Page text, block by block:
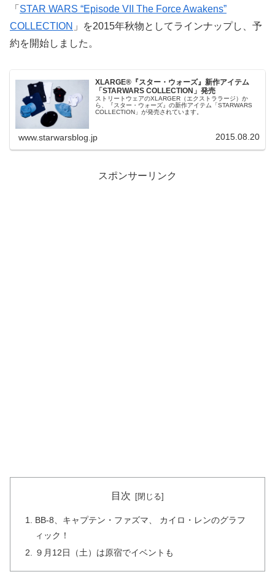
「 STAR WARS “Episode VII The Force Awakens”
COLLECTION 」を2015年秋物としてラインナップし、予
約を開始しました。
XLARGE®『スター・ウォーズ』新作アイテム
「STARWARS COLLECTION」発売
ストリートウェアのXLARGER（エクストララージ）か
ら、『スター・ウォーズ』の新作アイテム「STARWARS
COLLECTION」が発売されています。
www.starwarsblog.jp 2015.08.20
スポンサーリンク
目次
BB-8、キャプテン・ファズマ、 カイロ・レンのグラフ
ィック！
９月12日（土）は原宿でイベントも